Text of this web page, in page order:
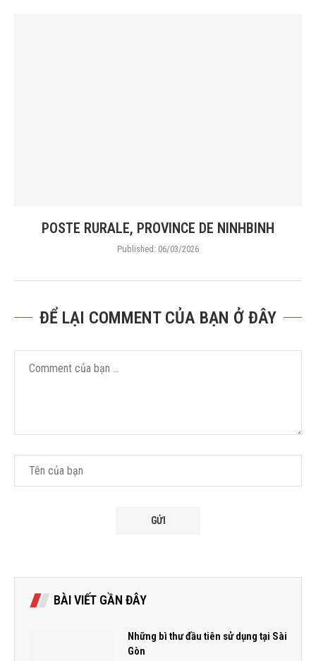
POSTE RURALE, PROVINCE DE NINHBINH
Published: 06/03/2026
ĐỂ LẠI COMMENT CỦA BẠN Ở ĐÂY
BÀI VIẾT GẦN ĐÂY
Những bì thư đầu tiên sử dụng tại Sài
Gòn